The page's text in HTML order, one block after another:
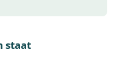
staat